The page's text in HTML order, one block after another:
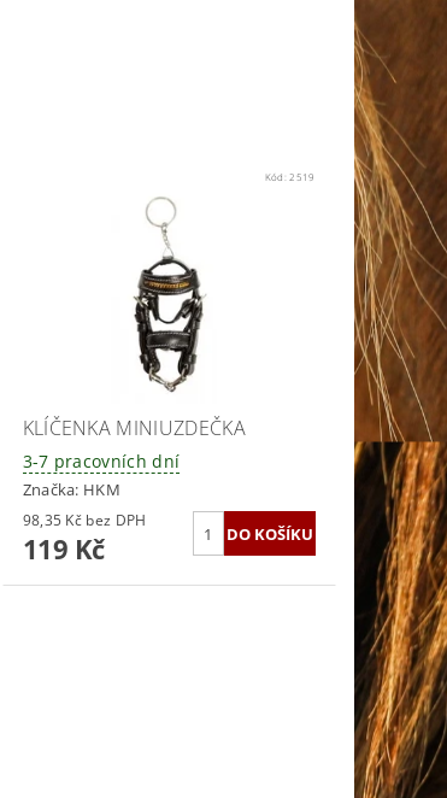
Kód:2519
KLÍČENKA MINIUZDEČKA
3-7 pracovních dní
Značka: HKM
98,35 Kč bez DPH
119 Kč